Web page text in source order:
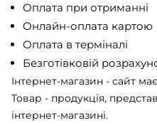
Оплата при отриманні
Онлайн-оплата картою
Оплата в терміналі
Безготівковій
Інтернет-магазин - сайт
Товар - продукція,
інтернет-магазині.